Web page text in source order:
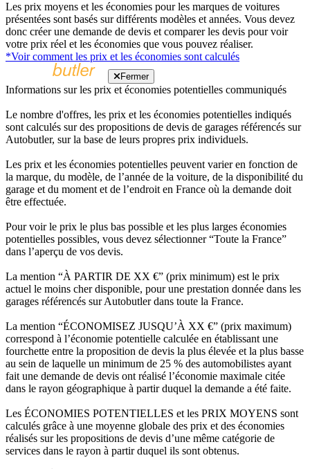
Les prix moyens et les économies pour les marques de voitures
présentées sont basés sur différents modèles et années. Vous devez
donc créer une demande de devis et comparer les devis pour voir
votre prix réel et les économies que vous pouvez réaliser.
*Voir comment les prix et les économies sont calculés
Fermer
Informations sur les prix et économies potentielles communiqués
Le nombre d'offres, les prix et les économies potentielles indiqués
sont calculés sur des propositions de devis de garages référencés sur
Autobutler, sur la base de leurs propres prix individuels.
Les prix et les économies potentielles peuvent varier en fonction de
la marque, du modèle, de l’année de la voiture, de la disponibilité du
garage et du moment et de l’endroit en France où la demande doit
être effectuée.
Pour voir le prix le plus bas possible et les plus larges économies
potentielles possibles, vous devez sélectionner “Toute la France”
dans l’aperçu de vos devis.
La mention “À PARTIR DE XX €” (prix minimum) est le prix
actuel le moins cher disponible, pour une prestation donnée dans les
garages référencés sur Autobutler dans toute la France.
La mention “ÉCONOMISEZ JUSQU’À XX €” (prix maximum)
correspond à l’économie potentielle calculée en établissant une
fourchette entre la proposition de devis la plus élevée et la plus basse
au sein de laquelle un minimum de 25 % des automobilistes ayant
fait une demande de devis ont réalisé l’économie maximale citée
dans le rayon géographique à partir duquel la demande a été faite.
Les ÉCONOMIES POTENTIELLES et les PRIX MOYENS sont
calculés grâce à une moyenne globale des prix et des économies
réalisés sur les propositions de devis d’une même catégorie de
services dans le rayon à partir duquel ils sont obtenus.